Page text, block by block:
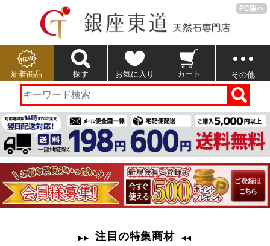
PC版へ
新着商品 探す お気に入り カート その他